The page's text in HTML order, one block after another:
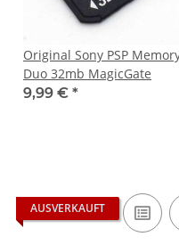
Original Sony PSP
Duo 32mb MagicGate
9,99 € *
AUSVERKAUFT